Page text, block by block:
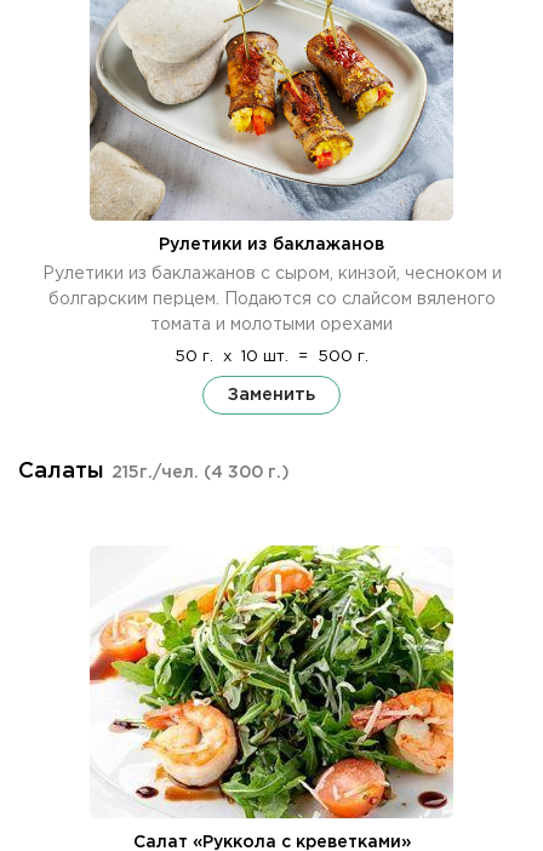
Рулетики из баклажанов
Рулетики из баклажанов с сыром, кинзой, чесноком и
болгарским перцем. Подаются со слайсом вяленого
томата и молотыми орехами
50 г. x 10 шт. = 500 г.
Заменить
Салаты 215г./чел. (4 300 г.)
Салат «Руккола с креветками»